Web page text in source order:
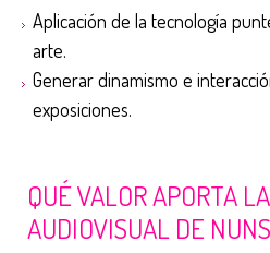
Aplicación de la tecnología
arte.
Generar dinamismo e
exposiciones.
QUÉ VALOR APORTA
AUDIOVISUAL DE